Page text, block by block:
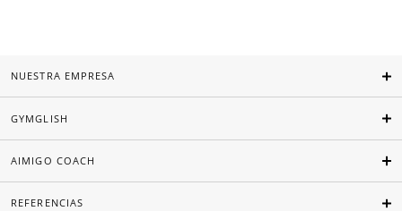
NUESTRA EMPRESA
GYMGLISH
AIMIGO COACH
REFERENCIAS